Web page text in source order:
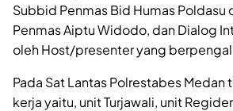
Subbid Penmas Bid Humas Poldasu
Penmas Aiptu Widodo, dan Dialog
oleh Host/presenter yang
Pada Sat Lantas Polrestabes Medan
kerja yaitu, unit Turjawali, unit